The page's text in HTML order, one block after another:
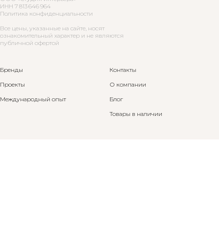
ИНН 7 813 646 964
Политика конфиденциальности
Все цены, указанные на сайте, носят
ознакомительный характер и не являются
публичной офертой
Бренды
Проекты
Международный опыт
Контакты
О компании
Блог
Товары в наличии